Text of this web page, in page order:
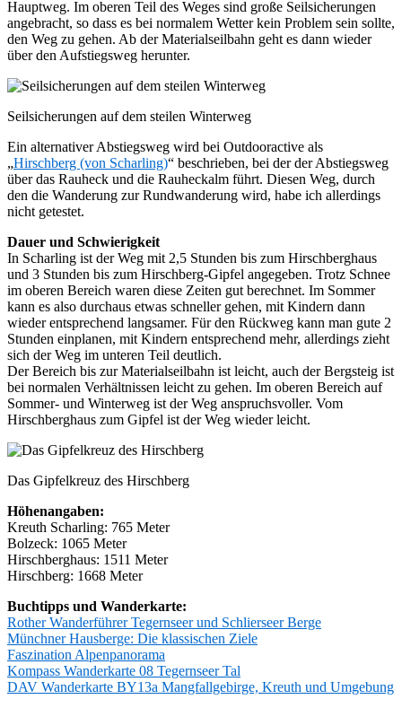
Hauptweg. Im oberen Teil des Weges sind große Seilsicherungen
angebracht, so dass es bei normalem Wetter kein Problem sein sollte,
den Weg zu gehen. Ab der Materialseilbahn geht es dann wieder
über den Aufstiegsweg herunter.
Seilsicherungen auf dem steilen Winterweg
Ein alternativer Abstiegsweg wird bei Outdooractive als
„Hirschberg (von Scharling)“ beschrieben, bei der der Abstiegsweg
über das Rauheck und die Rauheckalm führt. Diesen Weg, durch
den die Wanderung zur Rundwanderung wird, habe ich allerdings
nicht getestet.
Dauer und Schwierigkeit
In Scharling ist der Weg mit 2,5 Stunden bis zum Hirschberghaus
und 3 Stunden bis zum Hirschberg-Gipfel angegeben. Trotz Schnee
im oberen Bereich waren diese Zeiten gut berechnet. Im Sommer
kann es also durchaus etwas schneller gehen, mit Kindern dann
wieder entsprechend langsamer. Für den Rückweg kann man gute 2
Stunden einplanen, mit Kindern entsprechend mehr, allerdings zieht
sich der Weg im unteren Teil deutlich.
Der Bereich bis zur Materialseilbahn ist leicht, auch der Bergsteig ist
bei normalen Verhältnissen leicht zu gehen. Im oberen Bereich auf
Sommer- und Winterweg ist der Weg anspruchsvoller. Vom
Hirschberghaus zum Gipfel ist der Weg wieder leicht.
Das Gipfelkreuz des Hirschberg
Höhenangaben:
Kreuth Scharling: 765 Meter
Bolzeck: 1065 Meter
Hirschberghaus: 1511 Meter
Hirschberg: 1668 Meter
Buchtipps und Wanderkarte:
Rother Wanderführer Tegernseer und Schlierseer Berge
Münchner Hausberge: Die klassischen Ziele
Faszination Alpenpanorama
Kompass Wanderkarte 08 Tegernseer Tal
DAV Wanderkarte BY13a Mangfallgebirge, Kreuth und Umgebung